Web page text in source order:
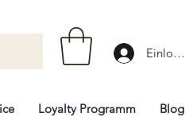
Einloggen
Loyalty Programm
Blog